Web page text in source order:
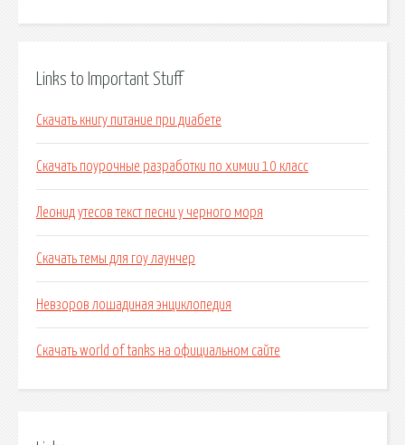
Links to Important Stuff
Скачать книгу питание при диабете
Скачать поурочные разработки по химии 10 класс
Леонид утесов текст песни у черного моря
Скачать темы для гоу лаунчер
Невзоров лошадиная энциклопедия
Скачать world of tanks на официальном сайте